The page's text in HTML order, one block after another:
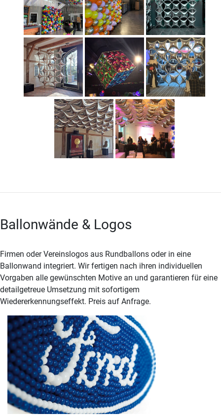
Ballonwände & Logos
Firmen oder Vereinslogos aus Rundballons oder in eine
Ballonwand integriert. Wir fertigen nach ihren individuellen
Vorgaben alle gewünschten Motive an und garantieren für eine
detailgetreue Umsetzung mit sofortigem
Wiedererkennungseffekt. Preis auf Anfrage.